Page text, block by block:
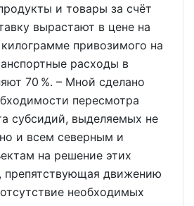
и товары за счёт
вырастают в цене на
привозимого на
расходы в
70 %. – Мной сделано
пересмотра
субсидий, выделяемых не
и всем северным и
на решение этих
препятствующая движению
необходимых